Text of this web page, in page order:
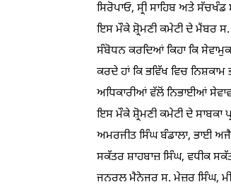
ਸਿਰੋਪਾਓ, ਸ੍ਰੀ ਸਾਹਿਬ ਅਤੇ ਸੱਚਖੰਡ
ਇਸ ਮੌਕੇ ਸ਼੍ਰੋਮਣੀ ਕਮੇਟੀ ਦੇ ਮੈਂਬਰ
ਸੰਬੋਧਨ ਕਰਦਿਆਂ ਕਿਹਾ ਕਿ
ਕਰਦੇ ਹਾਂ ਕਿ ਭਵਿੱਖ ਵਿਚ
ਅਧਿਕਾਰੀਆਂ ਵੱਲੋਂ ਨਿਭਾਈਆਂ
ਇਸ ਮੌਕੇ ਸ਼੍ਰੋਮਣੀ ਕਮੇਟੀ ਦੇ
ਅਮਰਜੀਤ ਸਿੰਘ ਬੰਡਾਲਾ, ਭਾਈ
ਸਕੱਤਰ ਸ਼ਾਹਬਾਜ਼ ਸਿੰਘ, ਵਧੀਕ
ਜਨਰਲ ਮੈਨੇਜਰ ਸ. ਮੇਜ਼ਰ ਸਿੰਘ,